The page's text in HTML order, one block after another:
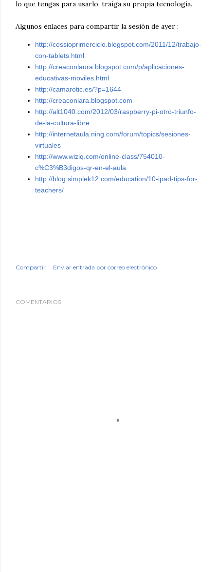
lo que tengas para usarlo, traiga su propia tecnologia.
Algunos enlaces para compartir la sesión de ayer :
http://cossioprimerciclo.blogspot.com/2011/12/trabajo-
con-tablets.html
http://creaconlaura.blogspot.com/p/aplicaciones-
educativas-moviles.html
http://camarotic.es/?p=1644
http://creaconlara.blogspot.com
http://alt1040.com/2012/03/raspberry-pi-otro-triunfo-
de-la-cultura-libre
http://internetaula.ning.com/forum/topics/sesiones-
virtuales
http://www.wiziq.com/online-class/754010-
c%C3%B3digos-qr-en-el-aula
http://blog.simplek12.com/education/10-ipad-tips-for-
teachers/
Compartir Enviar entrada por correo electrónico
COMENTARIOS